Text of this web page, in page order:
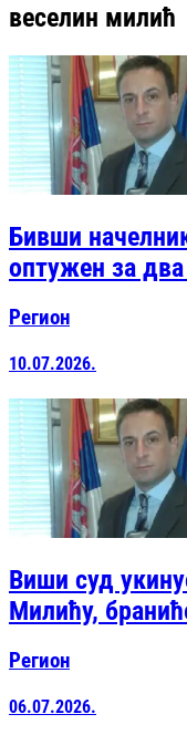
веселин милић
Бивши
оптужен за
Регион
10.07.2026.
Виши суд
Милићу,
Регион
06.07.2026.